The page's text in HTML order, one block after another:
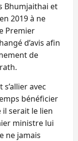
Bhumjaithai et
2019 à ne
Premier
d’avis afin
de
avec
bénéficier
serait le lien
ministre lui
ne jamais